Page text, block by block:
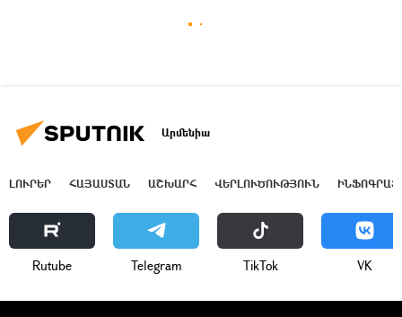
Արմենիա
ԼՈՒՐԵՐ ՀԱՅԱՍՏԱՆ ԱՇԽԱՐՀ ՎԵՐԼՈՒԾՈՒԹՅՈՒՆ
Rutube Telegram ТikТоk VK